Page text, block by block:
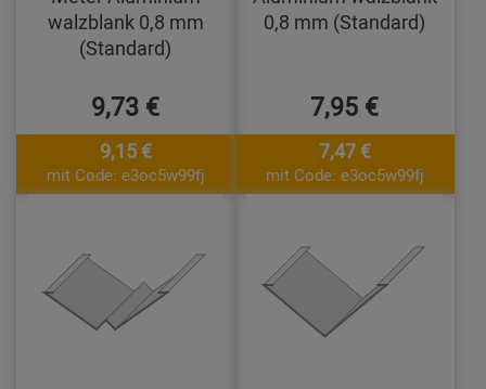
walzblank 0,8 mm
(Standard)
9,73 €
9,15 €
mit Code: e3oc5w99fj
0,8 mm (Standard)
7,95 €
7,47 €
mit Code: e3oc5w99fj